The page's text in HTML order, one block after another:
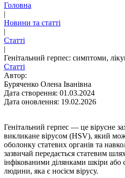
Головна
|
Новини та статті
|
Статті
|
Генітальний герпес: симптоми,
Статті
Автор:
Буряченко Олена Іванівна
Дата створення: 01.03.2024
Дата оновлення: 19.02.2026
Генітальний герпес — це вірусне
викликане вірусом (HSV), який
оболонку статевих органів та
зазвичай передається статевим
інфікованими ділянками шкіри або
людини, яка є носієм вірусу.